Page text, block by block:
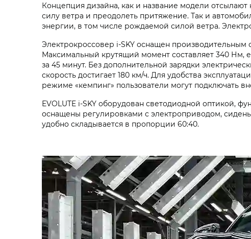
Концепция дизайна, как и название модели
силу ветра и преодолеть притяжение. Так и
энергии, в том числе рождаемой силой ветра.
Электрокроссовер i‑SKY оснащен производительным
Максимальный крутящий момент составляет 340 Нм,
за 45 минут. Без дополнительной зарядки
скорость достигает 180 км/ч. Для удобства
режиме «кемпинг» пользователи могут подключать
EVOLUTE i‑SKY оборудован светодиодной оптикой,
оснащены регулировками с электроприводом,
удобно складывается в пропорции 60:40.